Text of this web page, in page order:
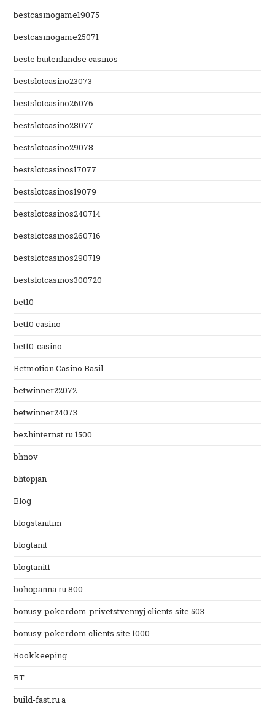
bestcasinogame19075
bestcasinogame25071
beste buitenlandse casinos
bestslotcasino23073
bestslotcasino26076
bestslotcasino28077
bestslotcasino29078
bestslotcasinos17077
bestslotcasinos19079
bestslotcasinos240714
bestslotcasinos260716
bestslotcasinos290719
bestslotcasinos300720
bet10
bet10 casino
bet10-casino
Betmotion Casino Basil
betwinner22072
betwinner24073
bezhinternat.ru 1500
bhnov
bhtopjan
Blog
blogstanitim
blogtanit
blogtanit1
bohopanna.ru 800
bonusy-pokerdom-privetstvennyj.clients.site 503
bonusy-pokerdom.clients.site 1000
Bookkeeping
BT
build-fast.ru a